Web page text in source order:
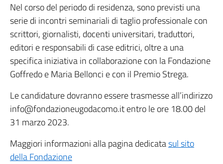
Nel corso del periodo di residenza, sono previsti una
serie di incontri seminariali di taglio professionale con
scrittori, giornalisti, docenti universitari, traduttori,
editori e responsabili di case editrici, oltre a una
specifica iniziativa in collaborazione con la Fondazione
Goffredo e Maria Bellonci e con il Premio Strega.
Le candidature dovranno essere trasmesse all’indirizzo
info@fondazioneugodacomo.it entro le ore 18.00 del
31 marzo 2023.
Maggiori informazioni alla pagina dedicatasul sito
della Fondazione